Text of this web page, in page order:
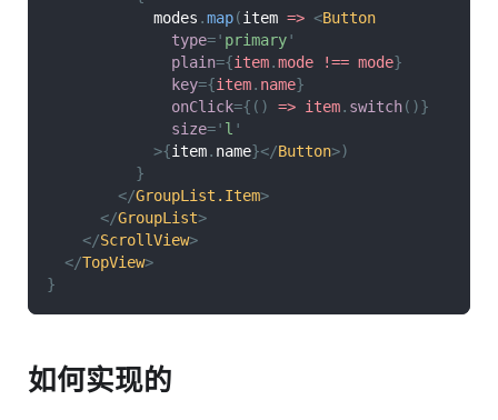
            modes
.map(item => <Button
type=' primary'
plain={item.mode !== mode}
key={item. name}
onClick={ ( ) => item. switch( )}
size=' l '
>{item. name}</Button>)
}
</GroupList.Item>
</GroupList>
</ScrollView>
</TopView>
}
如何实现的